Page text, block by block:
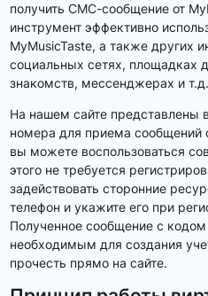
получить СМС-сообщение от
инструмент эффективно
MyMusicTaste, а также других
социальных сетях, площадках
знакомств, мессенджерах и т.д.
На нашем сайте представлены
номера для приема сообщений
вы можете воспользоваться
этого не требуется
задействовать сторонние
телефон и укажите его при
Полученное сообщение с
необходимым для создания
прочесть прямо на сайте.